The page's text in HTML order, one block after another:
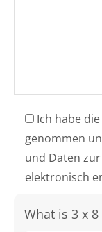
Ich habe
genommen
und Daten
elektronisch
What is 3 x 8